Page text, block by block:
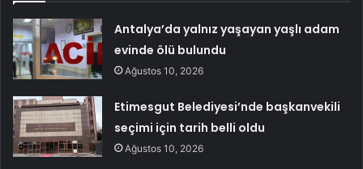
Antalya’da yalnız yaşayan yaşlı adam
evinde ölü bulundu
Ağustos 10, 2026
Etimesgut Belediyesi’nde başkanvekili
seçimi için tarih belli oldu
Ağustos 10, 2026